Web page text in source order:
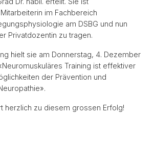
im Fachbereich
am DSBG und nun
Privatdozentin zu tragen.
hielt sie am Donnerstag, 4. Dezember
Training ist effektiver
der Prävention und
herzlich zu diesem grossen Erfolg!